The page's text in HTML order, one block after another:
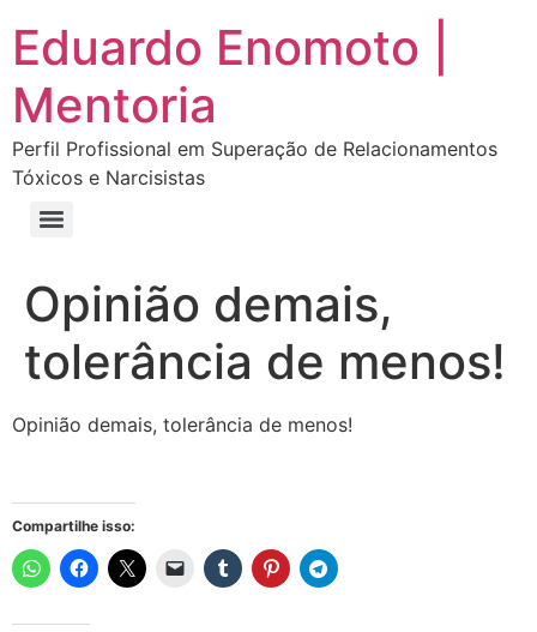
Eduardo Enomoto |
Mentoria
Perfil Profissional em Superação de Relacionamentos
Tóxicos e Narcisistas
Opinião demais,
tolerância de menos!
Opinião demais, tolerância de menos!
Compartilhe isso: